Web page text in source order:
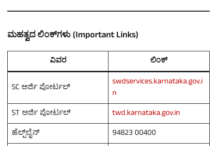
ಮಹತ್ವದ ಲಿಂಕ್‌ಗಳು (Important Links)
ವಿವರ ಲಿಂಕ್
SC ಅರ್ಜಿ ಪೋರ್ಟಲ್
swdservices.karnataka.gov.i
n
ST ಅರ್ಜಿ ಪೋರ್ಟಲ್
twd.karnataka.gov.in
ಹೆಲ್ಪ್‌ಲೈನ್
94823 00400